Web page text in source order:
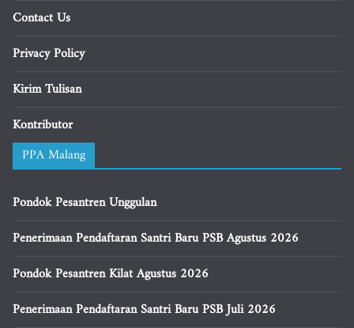
Contact Us
Privacy Policy
Kirim Tulisan
Kontributor
PPA Malang
Pondok Pesantren Unggulan
Penerimaan Pendaftaran Santri Baru PSB Agustus 2026
Pondok Pesantren Kilat Agustus 2026
Penerimaan Pendaftaran Santri Baru PSB Juli 2026